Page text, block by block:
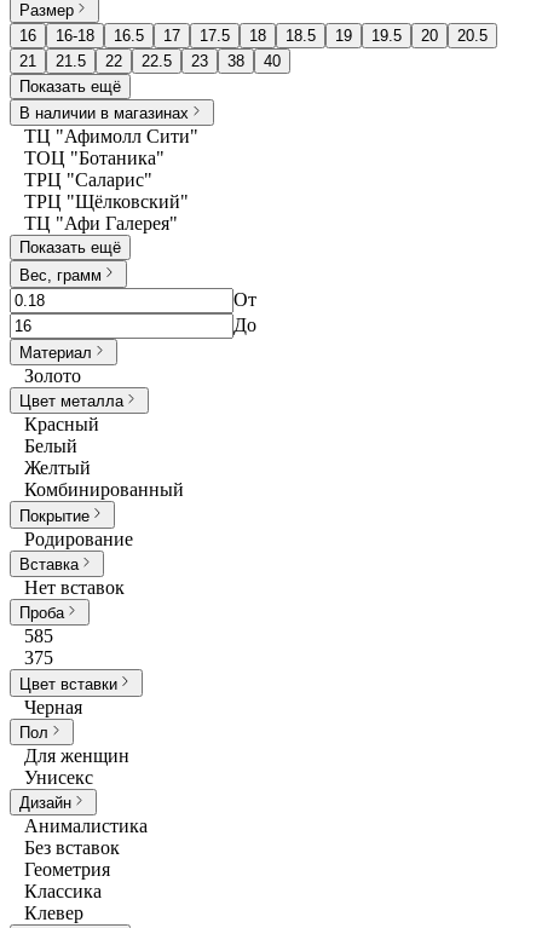
Размер
16
16-18 16.5 17 17.5 18 18.5 19 19.5 20
20.5
21
21.5 22 22.5 23 38
40
Показать ещё
В наличии в магазинах
ТЦ "Афимолл Сити"
ТОЦ "Ботаника"
ТРЦ "Саларис"
ТРЦ "Щёлковский"
ТЦ "Афи Галерея"
Показать ещё
Вес, грамм
От
До
Материал
Золото
Цвет металла
Красный
Белый
Желтый
Комбинированный
Покрытие
Родирование
Вставка
Нет вставок
Проба
585
375
Цвет вставки
Черная
Пол
Для женщин
Унисекс
Дизайн
Анималистика
Без вставок
Геометрия
Классика
Клевер